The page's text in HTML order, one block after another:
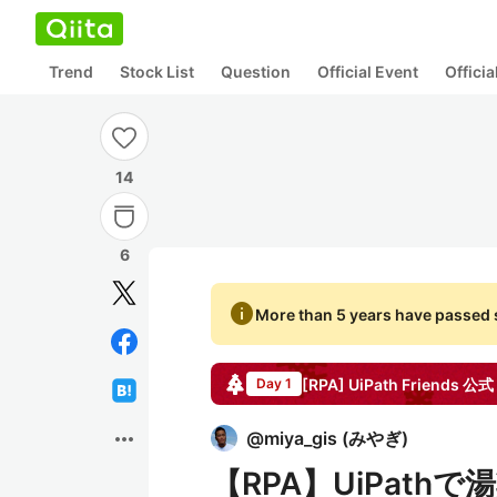
Trend Stock List Question Official Event
14
6
more_horiz
infoMore than 5 years have passed
Day 1 [RPA] UiPath Friends 公式
@miya_gis (みやぎ)
【RPA】UiPathで